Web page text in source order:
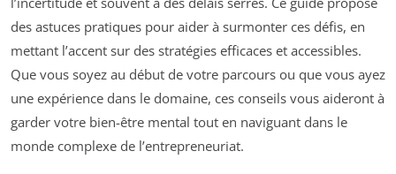
des astuces pratiques pour aider à surmonter ces défis, en
mettant l’accent sur des stratégies efficaces et accessibles.
Que vous soyez au début de votre parcours ou que vous ayez
une expérience dans le domaine, ces conseils vous aideront à
garder votre bien-être mental tout en naviguant dans le
monde complexe de l’entrepreneuriat.